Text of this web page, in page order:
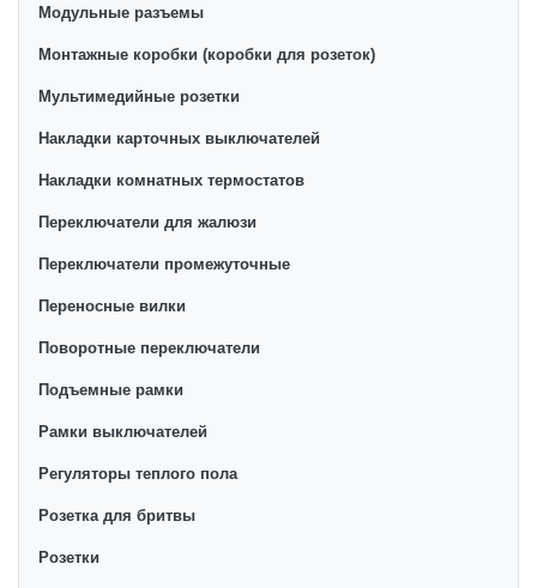
Модульные разъемы
Монтажные коробки (коробки для розеток)
Мультимедийные розетки
Накладки карточных выключателей
Накладки комнатных термостатов
Переключатели для жалюзи
Переключатели промежуточные
Переносные вилки
Поворотные переключатели
Подъемные рамки
Рамки выключателей
Регуляторы теплого пола
Розетка для бритвы
Розетки